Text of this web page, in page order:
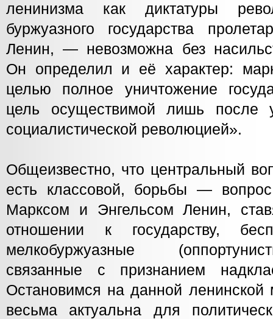
ленинизма как диктатуры
буржуазного государства
Ленин, — невозможна без
Он определил и её характер:
целью полное уничтожение
цель осуществимой лишь после
социалистической революцией».
Общеизвестно, что центральный
есть классовой, борьбы —
Марксом и Энгельсом Ленин,
отношении к государству,
мелкобуржуазные
связанные с признанием
Остановимся на данной ленинской
весьма актуальна для